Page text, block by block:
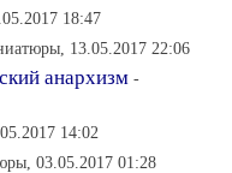
18:47
13.05.2017 22:06
анархизм -
14:02
03.05.2017 01:28